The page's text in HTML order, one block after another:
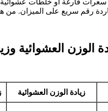
رقم سريع على الميزان. من هنا
الوزن العشوائية
زيادة الوزن العشوائية